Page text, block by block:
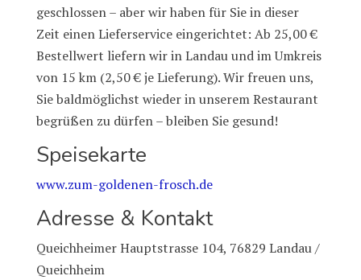
geschlossen – aber wir haben für Sie in dieser
Zeit einen Lieferservice eingerichtet: Ab 25,00 €
Bestellwert liefern wir in Landau und im Umkreis
von 15 km (2,50 € je Lieferung). Wir freuen uns,
Sie baldmöglichst wieder in unserem Restaurant
begrüßen zu dürfen – bleiben Sie gesund!
Speisekarte
www.zum-goldenen-frosch.de
Adresse & Kontakt
Queichheimer Hauptstrasse 104, 76829 Landau /
Queichheim